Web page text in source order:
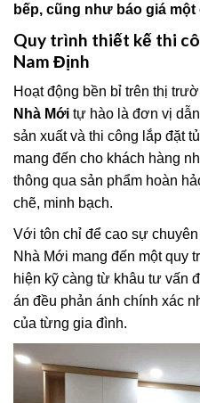
bếp, cũng như báo giá
Quy trình thiết kế thi
Nam Định
Hoạt động bền bỉ trên thị
Nhà Mới tự hào là đơn vị
sản xuất và thi công lắp đặt
mang đến cho khách hàng
thông qua sản phẩm hoàn
chẽ, minh bạch.
Với tôn chỉ để cao sự
Nhà Mới mang đến một quy
hiện kỹ càng từ khâu tư vấn
án đều phản ánh chính xác
của từng gia đình.